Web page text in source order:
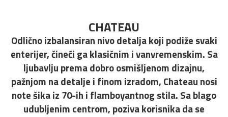
CHATEAU
Odlično izbalansiran nivo detalja koji podiže svaki
enterijer, čineći ga klasičnim i vanvremenskim. Sa
ljubavlju prema dobro osmišljenom dizajnu,
pažnjom na detalje i finom izradom, Chateau nosi
note šika iz 70-ih i flamboyantnog stila. Sa blago
udubljenim centrom, poziva korisnika da se